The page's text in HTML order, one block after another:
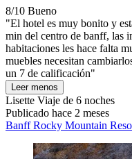
8/10 Bueno
"El hotel es muy bonito y
min del centro de banff, las
habitaciones les hace falta
muebles necesitan
un 7 de calificación"
Leer menos
Lisette Viaje de 6 noches
Publicado hace 2 meses
Banff Rocky Mountain